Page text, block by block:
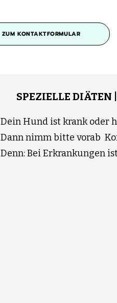
ZUM KONTAKTFORMULAR
SPEZIELLE
Dein Hund ist krank oder
Dann nimm bitte vorab
Denn: Bei Erkrankungen